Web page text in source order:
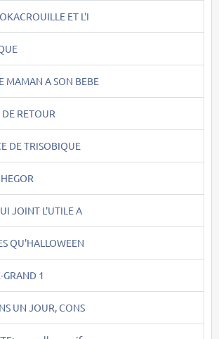
ET L'I
MAMAN A SON BEBE
RETOUR
DE TRISOBIQUE
JOINT L'UTILE A
QU'HALLOWEEN
GRAND 1
UN JOUR, CONS